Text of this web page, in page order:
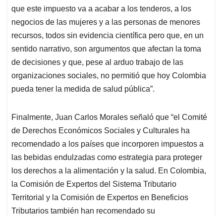
que este impuesto va a acabar a los tenderos, a los
negocios de las mujeres y a las personas de menores
recursos, todos sin evidencia científica pero que, en un
sentido narrativo, son argumentos que afectan la toma
de decisiones y que, pese al arduo trabajo de las
organizaciones sociales, no permitió que hoy Colombia
pueda tener la medida de salud pública”.
Finalmente, Juan Carlos Morales señaló que “el Comité
de Derechos Económicos Sociales y Culturales ha
recomendado a los países que incorporen impuestos a
las bebidas endulzadas como estrategia para proteger
los derechos a la alimentación y la salud. En Colombia,
la Comisión de Expertos del Sistema Tributario
Territorial y la Comisión de Expertos en Beneficios
Tributarios también han recomendado su